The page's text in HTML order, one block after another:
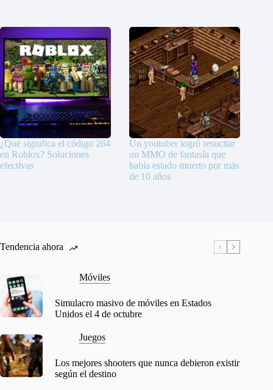
¿Qué significa el código 264
en Roblox? Soluciones
efectivas
Un youtuber logró resucitar
un MMO de fantasía que
había estado muerto por más
de 10 años
Tendencia ahora
Móviles
Simulacro masivo de móviles en Estados
Unidos el 4 de octubre
Juegos
Los mejores shooters que nunca debieron existir
según el destino